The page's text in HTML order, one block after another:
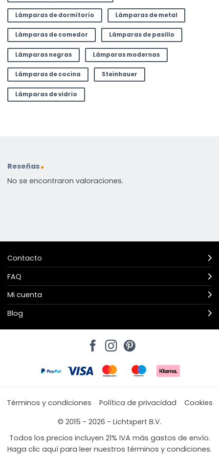
Lámparas de dormitorio Lámparas de metal
Lámparas de comedor Lámparas de pasillo
Lámparas negras Lámparas modernas
Lámparas de cocina Steinhauer
Lámparas de vidrio
Reseñas
No se encontraron valoraciones.
Contacto
FAQ
Mi cuenta
Blog
Términos y condiciones Política de privacidad
Cookies
© 2015 - 2026 - Lichtxpert B.V.
Todos los precios incluyen 21% IVA más gastos de envío.
Haga clic aquí para leer nuestros términos y condiciones.